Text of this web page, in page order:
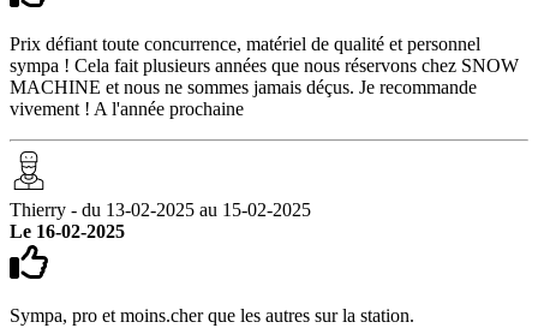
Prix défiant toute concurrence, matériel de qualité et personnel
sympa ! Cela fait plusieurs années que nous réservons chez SNOW
MACHINE et nous ne sommes jamais déçus. Je recommande
vivement ! A l'année prochaine
Thierry - du 13-02-2025 au 15-02-2025
Le 16-02-2025
Sympa, pro et moins.cher que les autres sur la station.